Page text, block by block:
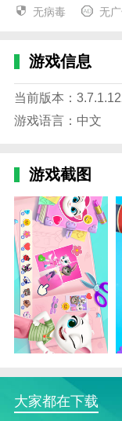
屋，打造专属于
车、除草冒险等
4、自由装扮
吉拉和朋友们一
友，互相进行帮
2、全新升级
主界面重要元素
3、丰富多样
务赋予你更多挑
4、休闲趣味
的房间，去见识
汤姆猫总动员2游
1、六个角色
试。
无病毒 无
游戏信息
当前版本：
游戏语言：中文
游戏截图
大家都在下载